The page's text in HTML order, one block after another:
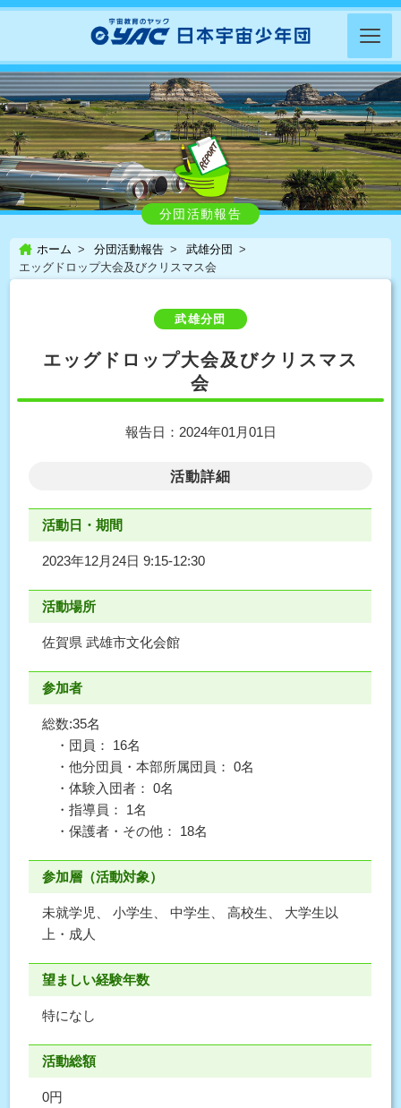
分団活動報告
ホーム 分団活動報告
武雄分団
エッグドロップ大会及びクリスマス会
武雄分団
エッグドロップ大会及びクリスマス
会
報告日：2024年01月01日
活動詳細
活動日・期間
2023年12月24日 9:15-12:30
活動場所
佐賀県 武雄市文化会館
参加者
総数:35名
・団員： 16名
・他分団員・本部所属団員： 0名
・体験入団者： 0名
・指導員： 1名
・保護者・その他： 18名
参加層（活動対象）
未就学児、 小学生、 中学生、 高校生、 大学生以
上・成人
望ましい経験年数
特になし
活動総額
0円